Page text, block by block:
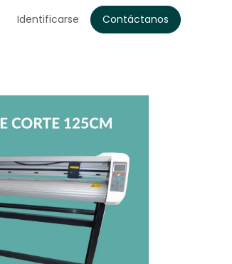
Identificarse Contáctanos